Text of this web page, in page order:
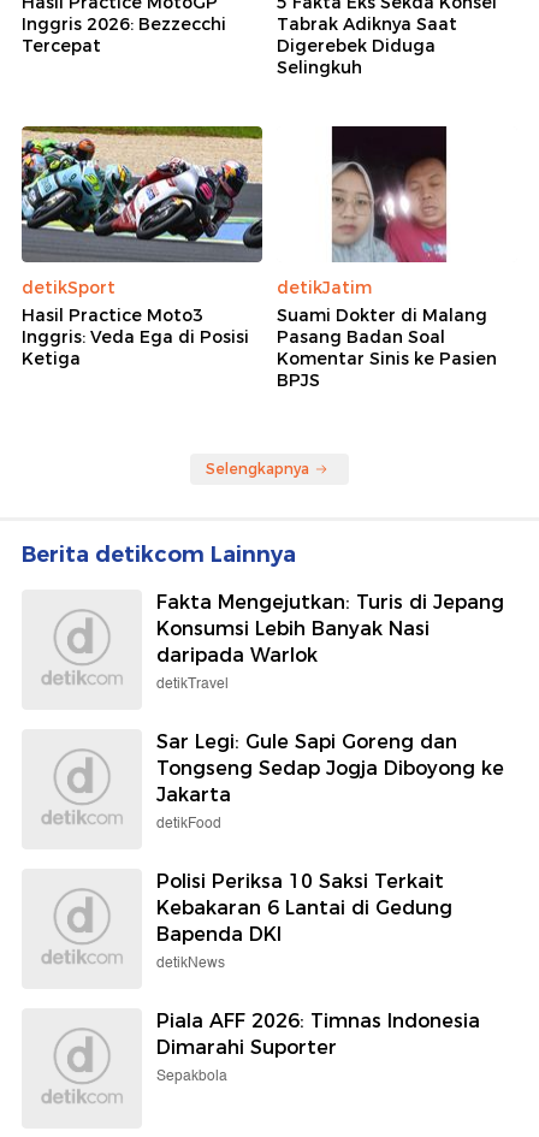
Inggris 2026: Bezzecchi
Tercepat
Tabrak Adiknya Saat
Digerebek Diduga
Selingkuh
detikSport
Hasil Practice Moto3
Inggris: Veda Ega di Posisi
Ketiga
detikJatim
Suami Dokter di Malang
Pasang Badan Soal
Komentar Sinis ke Pasien
BPJS
Selengkapnya
Berita detikcom Lainnya
Fakta Mengejutkan: Turis di Jepang
Konsumsi Lebih Banyak Nasi
daripada Warlok
detikTravel
Sar Legi: Gule Sapi Goreng dan
Tongseng Sedap Jogja Diboyong ke
Jakarta
detikFood
Polisi Periksa 10 Saksi Terkait
Kebakaran 6 Lantai di Gedung
Bapenda DKI
detikNews
Piala AFF 2026: Timnas Indonesia
Dimarahi Suporter
Sepakbola